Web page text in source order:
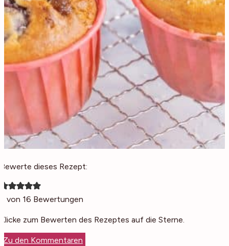
Bewerte dieses Rezept:
von 16 Bewertungen
Klicke zum Bewerten des Rezeptes auf die Sterne.
Zu den Kommentaren